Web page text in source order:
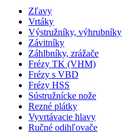
Zľavy
Vrtáky
Výstružníky, výhrubníky
Závitníky
Záhlbníky, zrážače
Frézy TK (VHM)
Frézy s VBD
Frézy HSS
Sústružnícke nože
Rezné plátky
Vyvrtávacie hlavy
Ručné odihľovače